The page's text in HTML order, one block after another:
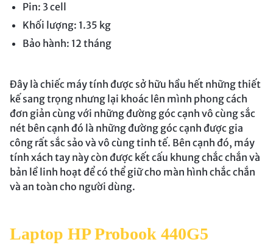
Pin: 3 cell
Khối lượng: 1.35 kg
Bảo hành: 12 tháng
Đây là chiếc máy tính được sở hữu hầu hết những thiết
kế sang trọng nhưng lại khoác lên mình phong cách
đơn giản cùng với những đường góc cạnh vô cùng sắc
nét bên cạnh đó là những đường góc cạnh được gia
công rất sắc sảo và vô cùng tinh tế. Bên cạnh đó, máy
tính xách tay này còn được kết cấu khung chắc chắn và
bản lề linh hoạt để có thể giữ cho màn hình chắc chắn
và an toàn cho người dùng.
Laptop HP Probook 440G5